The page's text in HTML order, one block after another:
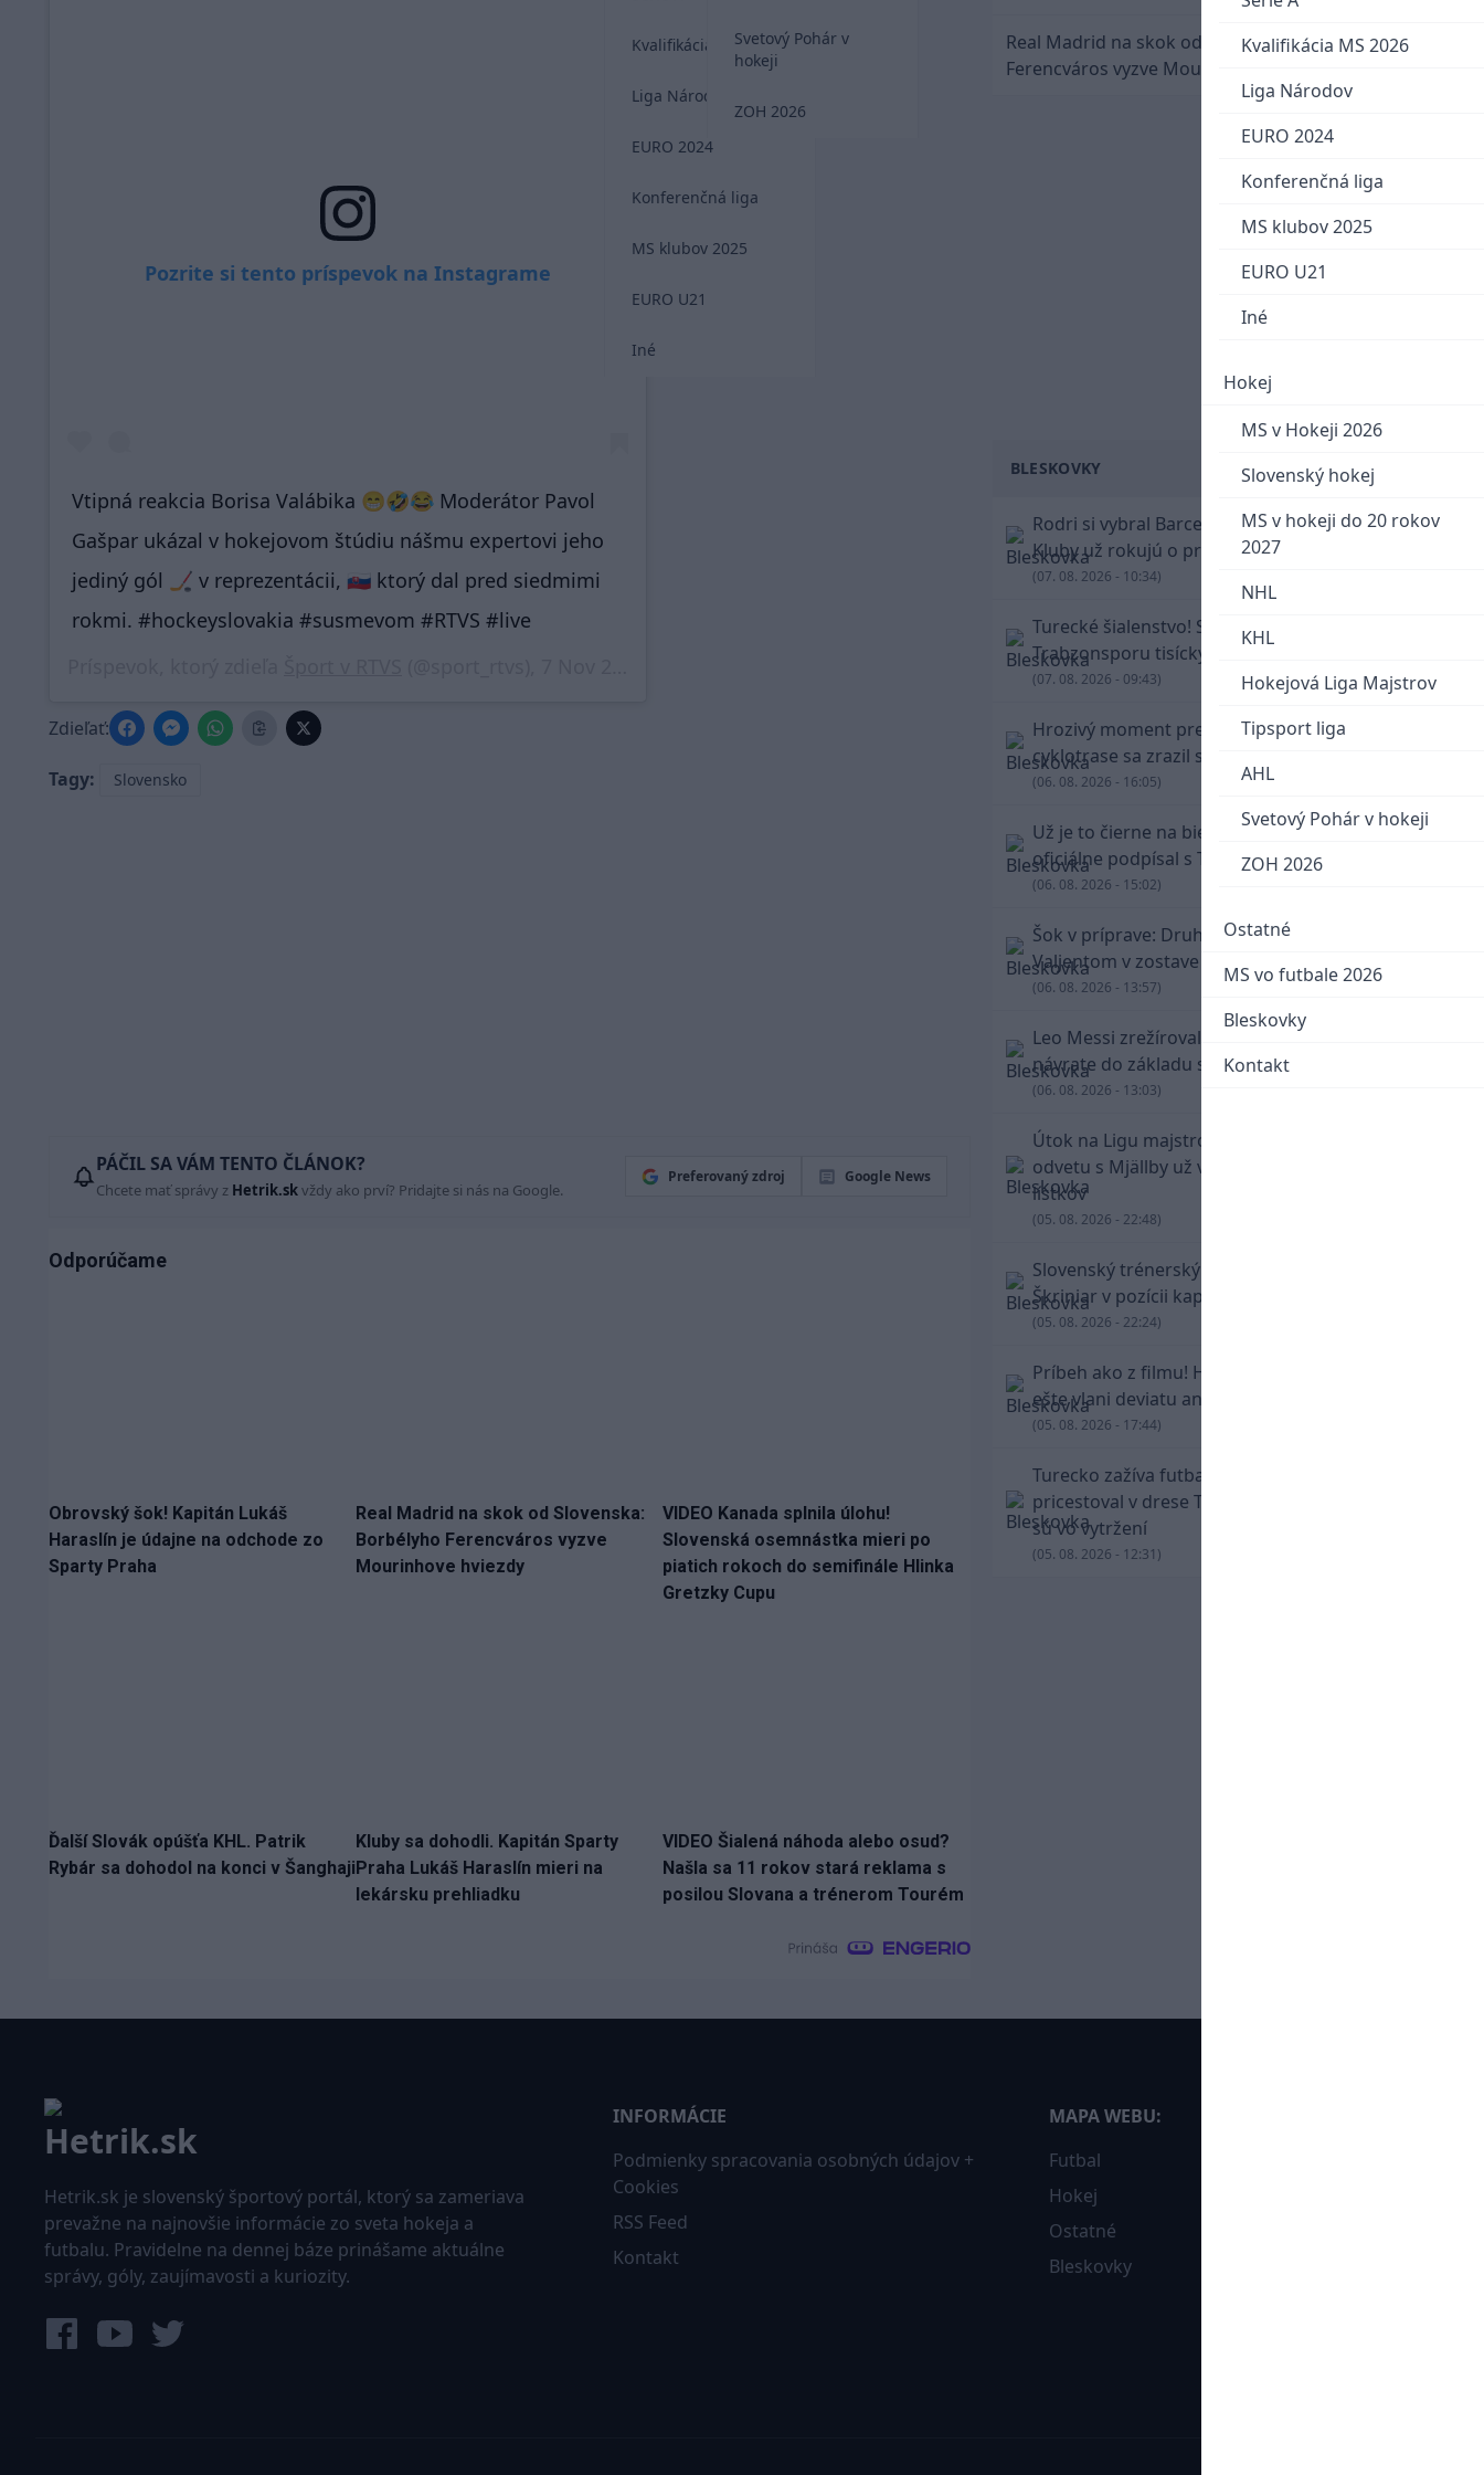
Kvalifikácia MS 2026
Liga Národov
EURO 2024
Konferenčná liga
MS klubov 2025
EURO U21
Iné
Svetový Pohár v
hokeji
ZOH 2026
Kvalifikácia MS 2026
Liga Národov
EURO 2024
Konferenčná liga
MS klubov 2025
EURO U21
Iné
Hokej
MS v Hokeji 2026
Slovenský hokej
MS v hokeji do 20 rokov
2027
NHL
KHL
Hokejová Liga Majstrov
Tipsport liga
AHL
Svetový Pohár v hokeji
ZOH 2026
Ostatné
MS vo futbale 2026
Bleskovky
Kontakt
Pozrite si tento príspevok na Instagrame
Vtipná reakcia Borisa Valábika 😁🤣😂 Moderátor Pavol
Gašpar ukázal v hokejovom štúdiu nášmu expertovi jeho
jediný gól 🏒 v reprezentácii, 🇸🇰 ktorý dal pred siedmimi
rokmi. #hockeyslovakia #susmevom #RTVS #live
Zdieľať:
Tagy: Slovensko
PÁČIL SA VÁM TENTO ČLÁNOK?
Chcete mať správy z Hetrik.skvždy ako prví? Pridajte si nás na Google.
Preferovaný zdroj Google News
Odporúčame
Obrovský šok! Kapitán Lukáš
Haraslín je údajne na odchode zo
Sparty Praha
Real Madrid na skok od Slovenska:
Borbélyho Ferencváros vyzve
Mourinhove hviezdy
VIDEO Kanada splnila úlohu!
Slovenská osemnástka mieri po
piatich rokoch do semifinále Hlinka
Gretzky Cupu
Ďalší Slovák opúšťa KHL. Patrik
Rybár sa dohodol na konci v Šanghaji
Kluby sa dohodli. Kapitán Sparty
Praha Lukáš Haraslín mieri na
lekársku prehliadku
VIDEO Šialená náhoda alebo osud?
Našla sa 11 rokov stará reklama s
posilou Slovana a trénerom Tourém
Real Madrid na skok od Slovenska: Borbélyho
Ferencváros vyzve Mourinhove hviezdy
BLESKOVKY
Rodri si vybral Barcelonu a odmietol Real.
Kluby už rokujú o prestupovej čiastke
(07. 08. 2026 - 10:34)
Turecké šialenstvo! Salaha vítali na štadióne
Trabzonsporu tisícky fanúšikov
(07. 08. 2026 - 09:43)
Hrozivý moment pre Zdena Cháru! Na
cyklotrase sa zrazil s bežcom
(06. 08. 2026 - 16:05)
Už je to čierne na bielom: Mohamed Salah
oficiálne podpísal s Trabzonsporom
(06. 08. 2026 - 15:02)
Šok v príprave: Druholigová Mallorca s
Valjentom v zostave zdolala PSG
(06. 08. 2026 - 13:57)
Leo Messi zrežíroval obrat Interu Miami, pri
návrate do základu strelil dva góly
(06. 08. 2026 - 13:03)
Útok na Ligu majstrov láka! Slovan hlási na
odvetu s Mjällby už viac ako 13-tisíc predaných
lístkov
(05. 08. 2026 - 22:48)
Slovenský trénerský súboj pre Borbélyho,
Škriniar v pozícii kapitána potiahol Fenerbahce
(05. 08. 2026 - 22:24)
Príbeh ako z filmu! Hrdina Slovana Kianga hral
ešte vlani deviatu anglickú ligu
(05. 08. 2026 - 17:44)
Turecko zažíva futbalové šialenstvo! Salah
pricestoval v drese Trabzonsporu, fanúšikovia
sú vo vytržení
(05. 08. 2026 - 12:31)
Hetrik.sk je slovenský športový portál, ktorý sa zameriava
prevažne na najnovšie informácie zo sveta hokeja a
futbalu. Pravidelne na dennej báze prinášame aktuálne
správy, góly, zaujímavosti a kuriozity.
INFORMÁCIE
Podmienky spracovania osobných údajov +
Cookies
RSS Feed
Kontakt
MAPA WEBU:
Futbal
Hokej
Ostatné
Bleskovky